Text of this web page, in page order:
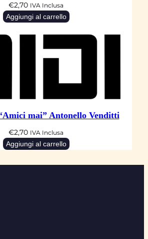
€2,70 IVA Inclusa
Aggiungi al carrello
mai” Antonello Venditti
€2,70 IVA Inclusa
Aggiungi al carrello